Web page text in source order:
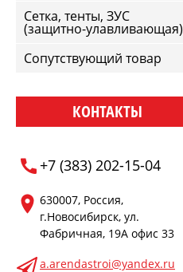
Сетка, тенты, ЗУС
(защитно-улавливающая)
Сопутствующий товар
КОНТАКТЫ
+7 (383) 202-15-04
630007, Россия,
г.Новосибирск, ул.
Фабричная, 19А офис 33
a.arendastroi@yandex.ru